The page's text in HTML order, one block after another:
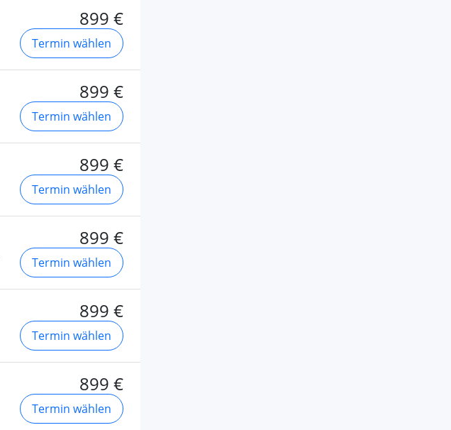
899 €
Termin wählen
899 €
Termin wählen
899 €
Termin wählen
899 €
Termin wählen
899 €
Termin wählen
899 €
Termin wählen